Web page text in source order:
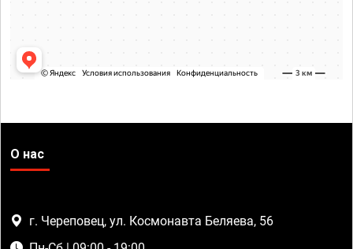
О нас
г. Череповец, ул. Космонавта Беляева, 56